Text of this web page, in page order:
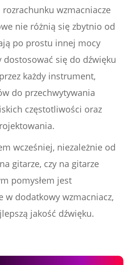
wzmacniacze
nie różnią się zbytnio od
po prostu innej mocy
dostosować się do dźwięku
każdy instrument,
do przechwytywania
częstotliwości oraz
wcześniej, niezależnie od
gitarze, czy na gitarze
pomysłem jest
w dodatkowy wzmacniacz,
jakość dźwięku.